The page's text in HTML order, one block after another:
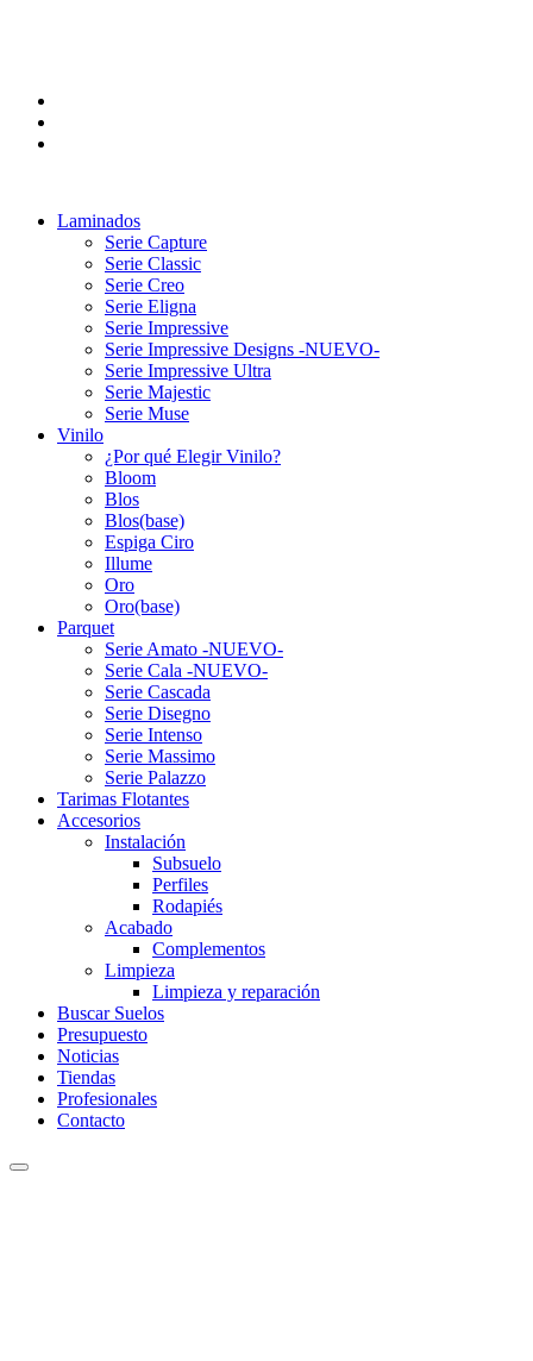
Laminados
Serie Capture
Serie Classic
Serie Creo
Serie Eligna
Serie Impressive
Serie Impressive Designs -NUEVO-
Serie Impressive Ultra
Serie Majestic
Serie Muse
Vinilo
¿Por qué Elegir Vinilo?
Bloom
Blos
Blos(base)
Espiga Ciro
Illume
Oro
Oro(base)
Parquet
Serie Amato -NUEVO-
Serie Cala -NUEVO-
Serie Cascada
Serie Disegno
Serie Intenso
Serie Massimo
Serie Palazzo
Tarimas Flotantes
Accesorios
Instalación
Subsuelo
Perfiles
Rodapiés
Acabado
Complementos
Limpieza
Limpieza y reparación
Buscar Suelos
Presupuesto
Noticias
Tiendas
Profesionales
Contacto